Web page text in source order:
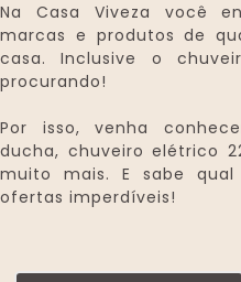
Na Casa Viveza você
marcas e produtos de
casa. Inclusive o
procurando!
Por isso, venha
ducha, chuveiro elétrico
muito mais. E sabe
ofertas imperdíveis!